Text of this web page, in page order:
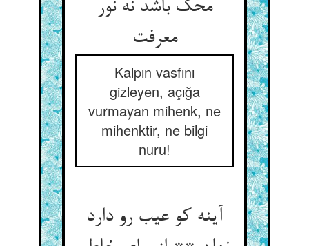
محک باشد نه نور
معرفت
Kalpın vasfını
gizleyen, açığa
vurmayan mihenk, ne
mihenktir, ne bilgi
nuru!
آینه کو عیب رو دارد